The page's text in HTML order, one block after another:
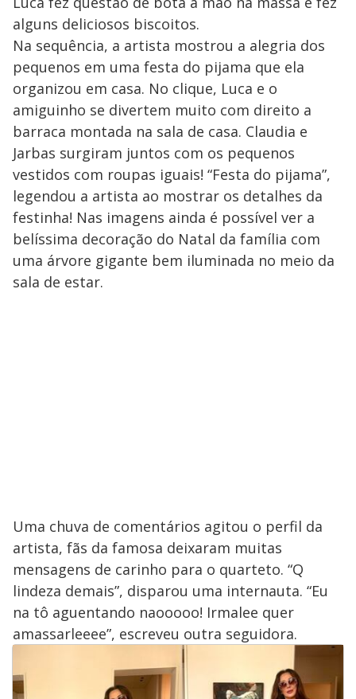
alguns deliciosos biscoitos.
Na sequência, a artista mostrou a alegria dos
pequenos em uma festa do pijama que ela
organizou em casa. No clique, Luca e o
amiguinho se divertem muito com direito a
barraca montada na sala de casa. Claudia e
Jarbas surgiram juntos com os pequenos
vestidos com roupas iguais! “Festa do pijama”,
legendou a artista ao mostrar os detalhes da
festinha! Nas imagens ainda é possível ver a
belíssima decoração do Natal da família com
uma árvore gigante bem iluminada no meio da
sala de estar.
Uma chuva de comentários agitou o perfil da
artista, fãs da famosa deixaram muitas
mensagens de carinho para o quarteto. “Q
lindeza demais”, disparou uma internauta. “Eu
na tô aguentando naooooo! Irmalee quer
amassarleeee”, escreveu outra seguidora.